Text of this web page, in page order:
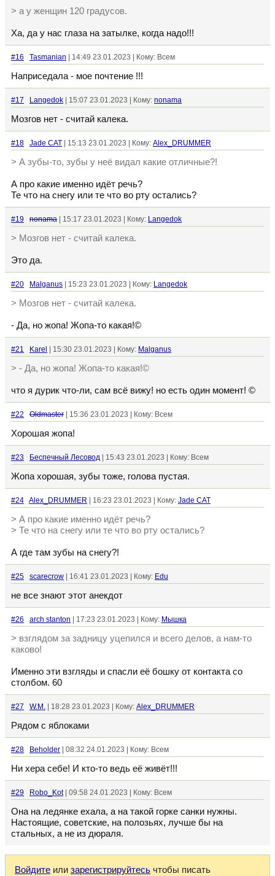
> а у женщин 120 градусов.
Ха, да у нас глаза на затылке, когда надо!!!
#16 Tasmanian | 14:49 23.01.2023 | Кому: Всем
Наприседала - мое почтение !!!
#17 Langedok | 15:07 23.01.2023 | Кому: nonama
Мозгов нет - считай калека.
#18 Jade CAT | 15:13 23.01.2023 | Кому: Alex_DRUMMER
> А зубы-то, зубы у неё видал какие отличные?!
А про какие именно идёт речь?
Те что на снегу или те что во рту остались?
#19 nonama | 15:17 23.01.2023 | Кому: Langedok
> Мозгов нет - считай калека.
Это да.
#20 Malganus | 15:23 23.01.2023 | Кому: Langedok
> Мозгов нет - считай калека.
- Да, но жопа! Жопа-то какая!©
#21 Karel | 15:30 23.01.2023 | Кому: Malganus
> - Да, но жопа! Жопа-то какая!©
что я дурик что-ли, сам всё вижу! но есть один момент! ©
#22 Oldmaster | 15:36 23.01.2023 | Кому: Всем
Хорошая жопа!
#23 Беспечный Лесовод | 15:43 23.01.2023 | Кому: Всем
Жопа хорошая, зубы тоже, голова пустая.
#24 Alex_DRUMMER | 16:23 23.01.2023 | Кому: Jade CAT
> А про какие именно идёт речь?
> Те что на снегу или те что во рту остались?
А где там зубы на снегу?!
#25 scarecrow | 16:41 23.01.2023 | Кому: Edu
не все знают этот анекдот
#26 arch stanton | 17:23 23.01.2023 | Кому: Мышка
> взглядом за задницу уцепился и всего делов, а нам-то
каково!
Именно эти взгляды и спасли её бошку от контакта со
столбом. 60
#27 W.M. | 18:28 23.01.2023 | Кому: Alex_DRUMMER
Рядом с яблоками
#28 Beholder | 08:32 24.01.2023 | Кому: Всем
Ни хера себе! И кто-то ведь её живёт!!!
#29 Robo_Kot| 09:58 24.01.2023 | Кому: Всем
Она на ледянке ехала, а на такой горке санки нужны.
Настоящие, советские, на полозьях, лучше бы на
стальных, а не из дюраля.
Войдите или зарегистрируйтесь чтобы писать